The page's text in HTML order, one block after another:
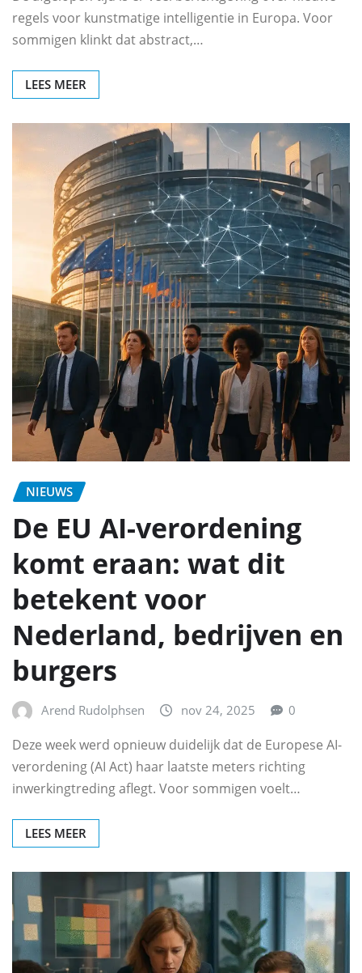
regels voor kunstmatige intelligentie in Europa. Voor
sommigen klinkt dat abstract,…
LEES MEER
NIEUWS
De EU AI-verordening
komt eraan: wat dit
betekent voor
Nederland, bedrijven en
burgers
Arend Rudolphsen nov 24, 2025 0
Deze week werd opnieuw duidelijk dat de Europese AI-
verordening (AI Act) haar laatste meters richting
inwerkingtreding aflegt. Voor sommigen voelt…
LEES MEER